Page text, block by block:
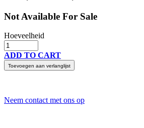
Not Available For Sale
Hoeveelheid
ADD TO CART
Toevoegen aan verlanglijst
Neem contact met ons op